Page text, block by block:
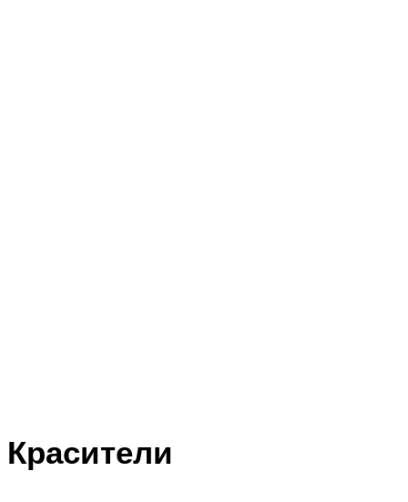
Красители